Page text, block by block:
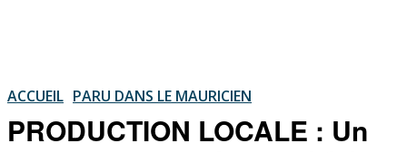
ACCUEIL PARU DANS LE MAURICIEN
PRODUCTION LOCALE : Un